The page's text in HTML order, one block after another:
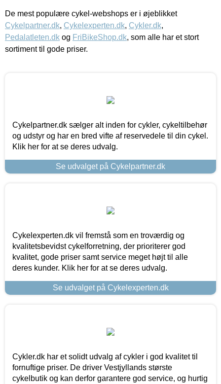
De mest populære cykel-webshops er i øjeblikket
Cykelpartner.dk, Cykelexperten.dk, Cykler.dk,
Pedalatleten.dk og FriBikeShop.dk, som alle har et stort
sortiment til gode priser.
Cykelpartner.dk sælger alt inden for cykler, cykeltilbehør
og udstyr og har en bred vifte af reservedele til din cykel.
Klik her for at se deres udvalg.
Se udvalget på Cykelpartner.dk
Cykelexperten.dk vil fremstå som en troværdig og
kvalitetsbevidst cykelforretning, der prioriterer god
kvalitet, gode priser samt service meget højt til alle
deres kunder. Klik her for at se deres udvalg.
Se udvalget på Cykelexperten.dk
Cykler.dk har et solidt udvalg af cykler i god kvalitet til
fornuftige priser. De driver Vestjyllands største
cykelbutik og kan derfor garantere god service, og hurtig